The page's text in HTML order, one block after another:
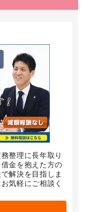
整理に長年取り
金を抱えた方の
解決を目指しま
気軽にご相談く